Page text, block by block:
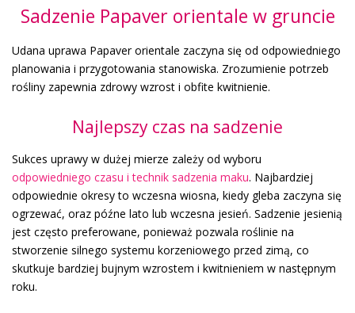
Sadzenie Papaver orientale w gruncie
Udana uprawa Papaver orientale zaczyna się od odpowiedniego
planowania i przygotowania stanowiska. Zrozumienie potrzeb
rośliny zapewnia zdrowy wzrost i obfite kwitnienie.
Najlepszy czas na sadzenie
Sukces uprawy w dużej mierze zależy od wyboru
odpowiedniego czasu i technik sadzenia maku. Najbardziej
odpowiednie okresy to wczesna wiosna, kiedy gleba zaczyna się
ogrzewać, oraz późne lato lub wczesna jesień. Sadzenie jesienią
jest często preferowane, ponieważ pozwala roślinie na
stworzenie silnego systemu korzeniowego przed zimą, co
skutkuje bardziej bujnym wzrostem i kwitnieniem w następnym
roku.